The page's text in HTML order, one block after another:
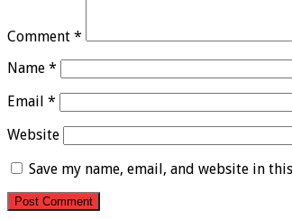
Comment *
Name *
Email *
Website
Save my name, email, and website in